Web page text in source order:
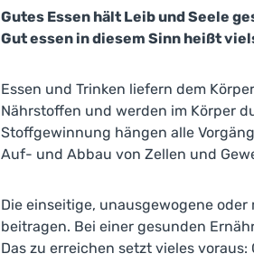
Gutes Essen hält Leib und Seele
Gut essen in diesem Sinn heißt
Essen und Trinken liefern dem
Nährstoffen und werden im Körper
Stoffgewinnung hängen alle
Auf- und Abbau von Zellen und
Die einseitige, unausgewogene
beitragen. Bei einer gesunden
Das zu erreichen setzt vieles